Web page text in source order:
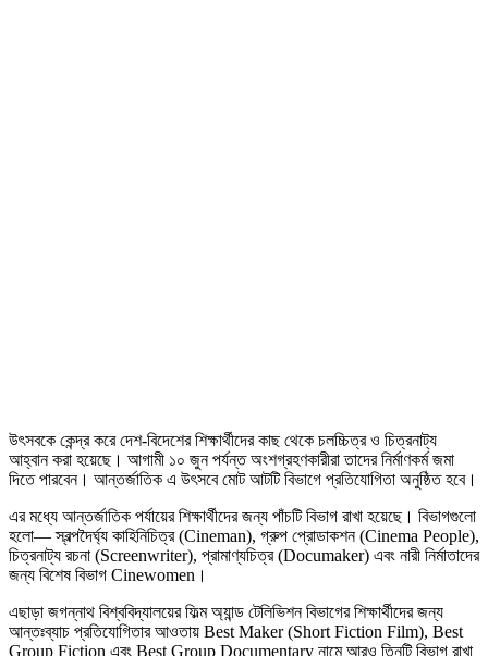
উৎসবকে কেন্দ্র করে দেশ-বিদেশের শিক্ষার্থীদের কাছ থেকে চলচ্চিত্র ও চিত্রনাট্য
আহ্বান করা হয়েছে। আগামী ১০ জুন পর্যন্ত অংশগ্রহণকারীরা তাদের নির্মাণকর্ম জমা
দিতে পারবেন। আন্তর্জাতিক এ উৎসবে মোট আটটি বিভাগে প্রতিযোগিতা অনুষ্ঠিত হবে।
এর মধ্যে আন্তর্জাতিক পর্যায়ের শিক্ষার্থীদের জন্য পাঁচটি বিভাগ রাখা হয়েছে। বিভাগগুলো
হলো— স্বল্পদৈর্ঘ্য কাহিনিচিত্র (Cineman), গ্রুপ প্রোডাকশন (Cinema People),
চিত্রনাট্য রচনা (Screenwriter), প্রামাণ্যচিত্র (Documaker) এবং নারী নির্মাতাদের
জন্য বিশেষ বিভাগ Cinewomen।
এছাড়া জগন্নাথ বিশ্ববিদ্যালয়ের ফিল্ম অ্যান্ড টেলিভিশন বিভাগের শিক্ষার্থীদের জন্য
আন্তঃব্যাচ প্রতিযোগিতার আওতায় Best Maker (Short Fiction Film), Best
Group Fiction এবং Best Group Documentary নামে আরও তিনটি বিভাগ রাখা